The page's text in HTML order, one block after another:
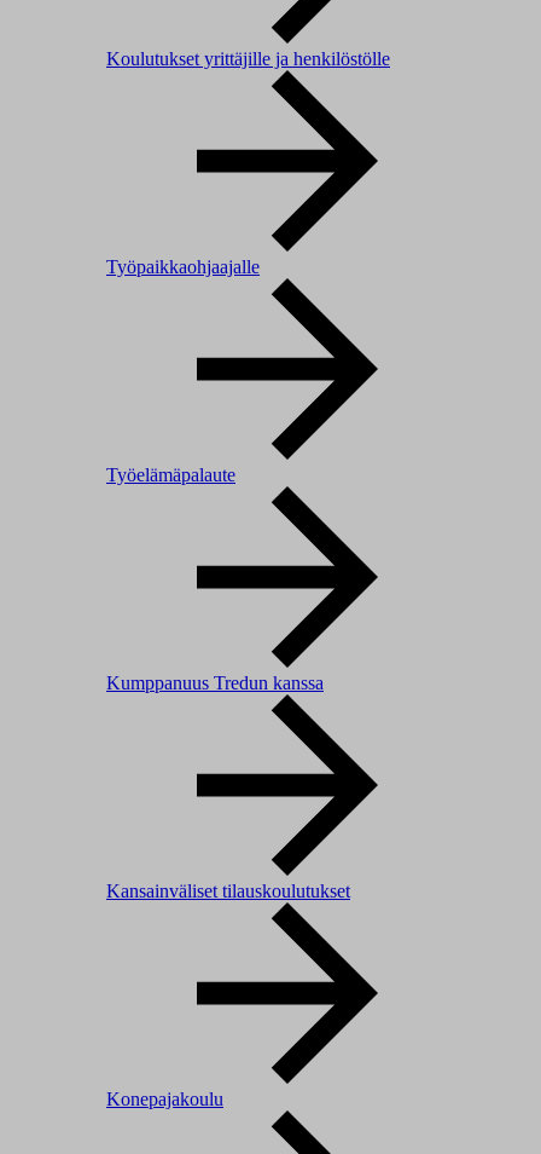
Koulutukset yrittäjille ja henkilöstölle
Työpaikkaohjaajalle
Työelämäpalaute
Kumppanuus Tredun kanssa
Kansainväliset tilauskoulutukset
Konepajakoulu